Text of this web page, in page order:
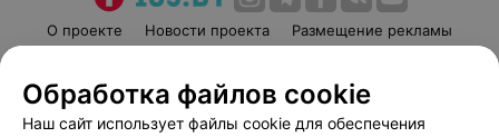
О проекте Новости проекта
Размещение рекламы
Пользовательское соглашение
Способы оплаты
Вакансии
Партнеры
Обработка файлов cookie
Наш сайт использует файлы cookie для обеспечения